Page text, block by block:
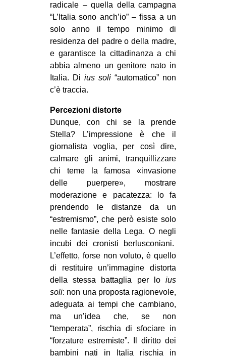
radicale – quella della campagna
“L’Italia sono anch’io” – fissa a un
solo anno il tempo minimo di
residenza del padre o della madre,
e garantisce la cittadinanza a chi
abbia almeno un genitore nato in
Italia. Di ius soli “automatico” non
c’è traccia.
Percezioni distorte
Dunque, con chi se la prende
Stella? L’impressione è che il
giornalista voglia, per così dire,
calmare gli animi, tranquillizzare
chi teme la famosa «invasione
delle puerpere», mostrare
moderazione e pacatezza: lo fa
prendendo le distanze da un
“estremismo”, che però esiste solo
nelle fantasie della Lega. O negli
incubi dei cronisti berlusconiani.
L’effetto, forse non voluto, è quello
di restituire un’immagine distorta
della stessa battaglia per lo ius
soli: non una proposta ragionevole,
adeguata ai tempi che cambiano,
ma un’idea che, se non
“temperata”, rischia di sfociare in
“forzature estremiste”. Il diritto dei
bambini nati in Italia rischia in